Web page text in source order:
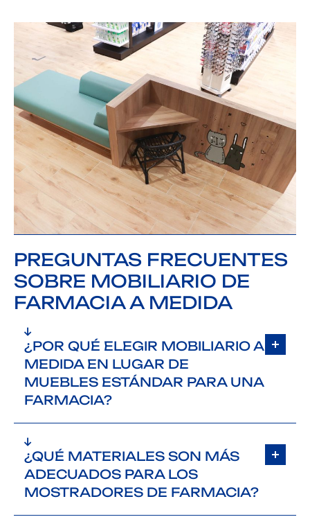
PREGUNTAS FRECUENTES
SOBRE MOBILIARIO DE
FARMACIA A MEDIDA
¿POR QUÉ ELEGIR MOBILIARIO A
MEDIDA EN LUGAR DE
MUEBLES ESTÁNDAR PARA UNA
FARMACIA?
El mobiliario a medida es la única forma de garantizar una optimización completa
del espacio disponible. En España, donde muchos locales tienen estructuras
antiguas, columnas descentradas o plantas irregulares, los muebles personalizados
permiten transformar cualquier obstáculo arquitectónico en una zona de venta
rentable. Las soluciones estándar de catálogo no pueden ofrecer ese nivel de
adaptación ni esa eficiencia por metro cuadrado.
¿QUÉ MATERIALES SON MÁS
ADECUADOS PARA LOS
MOSTRADORES DE FARMACIA?